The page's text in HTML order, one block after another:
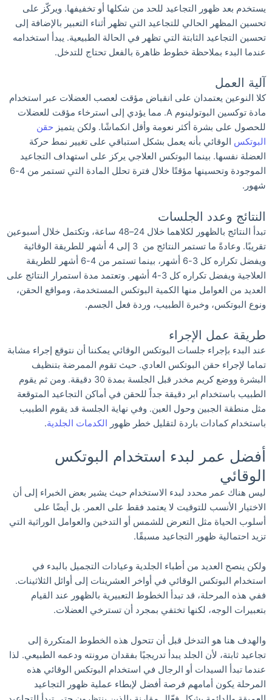
يستخدم بعد ظهور التجاعيد للحد من شكلها أو تخفيفها. ويركّز على
تحسين المظهر الحالي للتجاعيد التي تظهر أثناء التعبير بالإضافة إلى
تحسين التجاعيد الثابتة التي تظهر في الحالة الطبيعية. يبدأ استخدامه
عندما البدء بملاحظة خطوط ظاهرة بالفعل تحتاج للتدخل.
آلية العمل
كلا النوعين يعتمدان على انقباض مؤقت لعصب العضلات عبر استخدام
مادة توكسين البوتولينوم A. مما يؤدي إلى استرخاء مؤقت للعضلات
للحصول على بشرة أكثر نعومة وأقل انكماشًا. ولكن يتميز حقن
البوتكس الوقائي بأنه يعمل بشكل استباقي على تغيير نمط حركة
العضلة نفسها. بينما البوتكس العلاجي يركز على استهداف التجاعيد
الموجودة وتحسينها مؤقتًا خلال فترة تحلل المادة التي تستمر من 4-6
شهور.
النتائج وعدد الجلسات
تبدأ النتائج بالظهور لكلاهما خلال 24–48 ساعة، وتكتمل خلال أسبوعين
تقريبًا. وعادةً ما تستمر النتائج من 3 إلى 4 أشهر للطريقة الوقائية
ويفضل تكراره كل 3-6 أشهر، بينما تستمر من 4-6 أشهر للطريقة
العلاجية ويفضل تكراره كل 3-4 أشهر. وتعتمد مدة استمرار النتائج على
العديد من العوامل منها الكمية البوتكس المستخدمة، ومواقع الحقن،
ونوع البوتكس، وخبرة الطبيب، وردة فعل الجسم.
طريقة عمل الإجراء
عند البدء بإجراء جلسات البوتكس الوقائي يمكننا أن نتوقع إجراء مشابة
تماما لإجراء حقن البوتكس العادي. حيث تقوم الممرضة بتنظيف
البشرة ووضع كريم مخدر قبل الجلسة بمدة 30 دقيقة. ومن ثم يقوم
الطبيب باستخدام ابر دقيقة جداً للحقن في أماكن التجاعيد المتوقعة
مثل منطقة الجبين وحول العين. وفي نهاية الجلسة قد يقوم الطبيب
باستخدام كمادات باردة لتقليل خطر ظهور الكدمات الجلدية.
أفضل عمر لبدء استخدام البوتكس
الوقائي
ليس هناك عمر محدد لبدء الاستخدام حيث يشير بعض الخبراء إلى أن
الاختيار الأنسب للتوقيت لا يعتمد فقط على العمر. بل أيضًا على
أسلوب الحياة مثل التعرض للشمس أو التدخين والعوامل الوراثية التي
تزيد احتمالية ظهور التجاعيد مسبقًا.
ولكن ينصح العديد من أطباء الجلدية وعيادات التجميل بالبدء في
استخدام البوتكس الوقائي في أواخر العشرينات إلى أوائل الثلاثينات.
ففي هذه المرحلة، قد تبدأ الخطوط التعبيرية بالظهور عند القيام
بتعبيرات الوجه، لكنها تختفي بمجرد أن تسترخي العضلات.
والهدف هنا هو التدخل قبل أن تتحول هذه الخطوط المتكررة إلى
تجاعيد ثابتة، لأن الجلد يبدأ تدريجيًا بفقدان مرونته ودعمه الطبيعي. لذا
عندما تبدأ السيدات أو الرجال في استخدام البوتكس الوقائي هذه
المرحلة يكون أمامهم فرصة أفضل لإبطاء عملية ظهور التجاعيد